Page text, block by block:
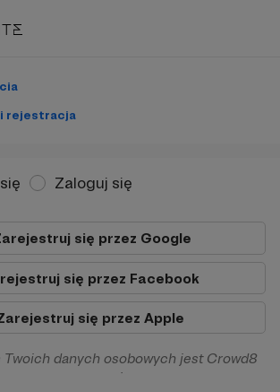
rejestracja
Zaloguj się
się przez Google
się przez Facebook
się przez Apple
danych osobowych jest Crowd8
w Warszawie, ul. Żwirki i Wigury 16, 02-